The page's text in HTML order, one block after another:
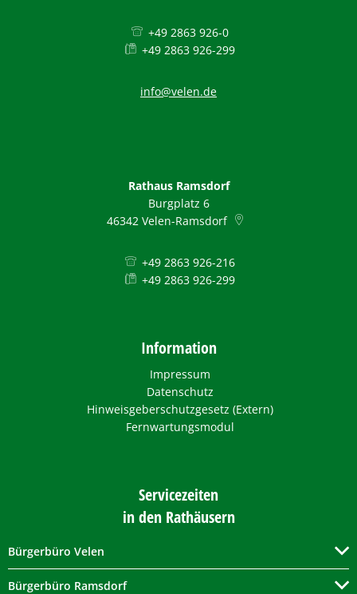
+49 2863 926-0
+49 2863 926-299
info@velen.de
Rathaus Ramsdorf
Burgplatz 6
46342 Velen-Ramsdorf
+49 2863 926-216
+49 2863 926-299
Information
Impressum
Datenschutz
Hinweisgeberschutzgesetz (Extern)
Fernwartungsmodul
Servicezeiten
in den Rathäusern
Bürgerbüro Velen
Bürgerbüro Ramsdorf